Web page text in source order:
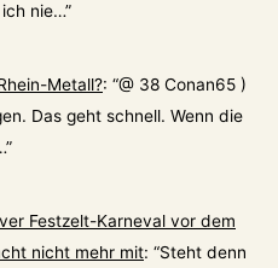
ich nie…”
Metall?: “@ 38 Conan65 )
Das geht schnell. Wenn die
”
Festzelt-Karneval vor dem
nicht mehr mit: “Steht denn